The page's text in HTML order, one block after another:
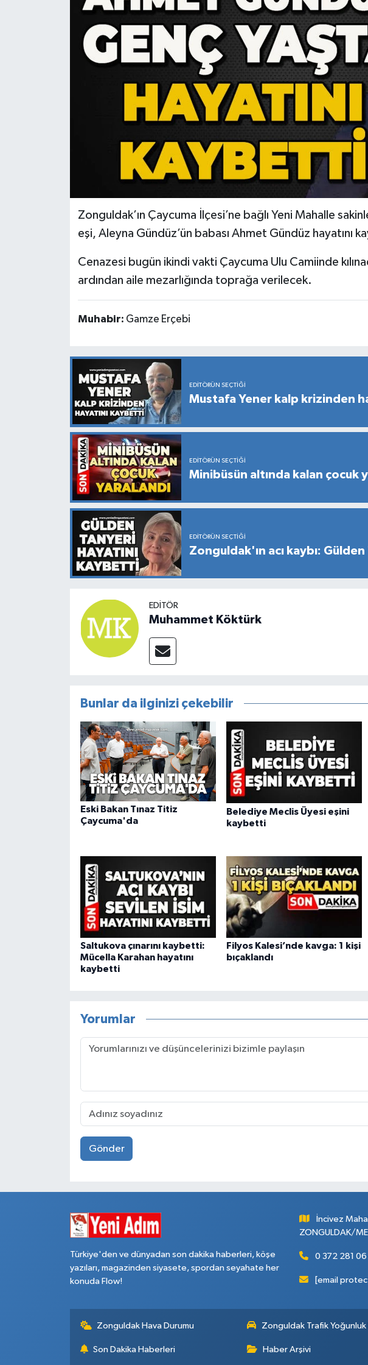
Zonguldak’ın Çaycuma İlçesi’ne bağlı Yeni Mahalle
eşi, Aleyna Gündüz’ün babası Ahmet Gündüz hayatını
Cenazesi bugün ikindi vakti Çaycuma Ulu Camiinde
ardından aile mezarlığında toprağa verilecek.
Muhabir: Gamze Erçebi
EDITÖRÜN SEÇTIĞI
Mustafa Yener kalp krizinden
EDITÖRÜN SEÇTIĞI
Minibüsün altında kalan çocuk
EDITÖRÜN SEÇTIĞI
Zonguldak'ın acı kaybı:
EDITÖR
Muhammet Köktürk
Bunlar da ilginizi çekebilir
Eski Bakan Tınaz Titiz
Çaycuma'da
Belediye Meclis Üyesi eşini
kaybetti
Saltukova çınarını kaybetti:
Mücella Karahan hayatını
kaybetti
Filyos Kalesi’nde kavga: 1 kişi
bıçaklandı
Yorumlar
Gönder
Türkiye'den ve dünyadan son dakika haberleri, köşe
yazıları, magazinden siyasete, spordan seyahate her
konuda Flow!
İncivez
ZONGULDAK/
0 372 281
[email
Zonguldak Hava Durumu Zonguldak Trafik Yoğunluk
Son Dakika Haberleri Haber Arşivi